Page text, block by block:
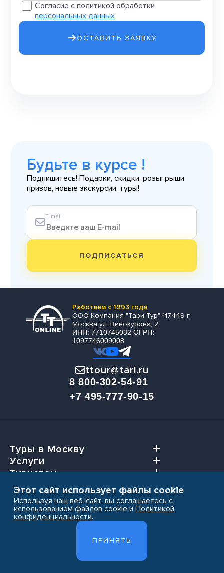
Согласие с политикой обработки
персональных данных
ОСТАВИТЬ ЗАЯВКУ
Будьте в курсе !
Подпишитесь! Подарки, скидки, розыгрыши
призов, новые экскурсии, туры!
E-mail
ПОДПИСАТЬСЯ
Работаем с 1993 года
ООО Компания "Тари Тур" 117449 г.
Москва ул. Винокурова, 2
ИНН: 7710745032 ОГРН:
1097746009008
ttour@tari.ru
8 800-302-54-91
+7 495-777-90-15
Туры в Москву
Услуги
Туристам
Агентствам
Политика конфиденциальности
Этот сайт использует файлы cookie
Используя наш веб-сайт, вы соглашаетесь с
использованием файлов cookie и Политикой
конфиденциальности.
ПРИНЯТЬ